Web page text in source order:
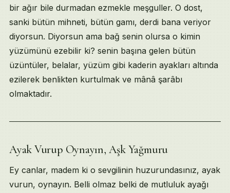
bir ağır bile durmadan ezmekle meşguller. O dost,
sanki bütün mihneti, bütün gamı, derdi bana veriyor
diyorsun. Diyorsun ama bağ senin olursa o kimin
yüzümünü ezebilir ki? senin başına gelen bütün
üzüntüler, belalar, yüzüm gibi kaderin ayakları altında
ezilerek benlikten kurtulmak ve mânâ şarâbı
olmaktadır.
Ayak Vurup Oynayın, Aşk Yağmuru
Ey canlar, madem ki o sevgilinin huzurundasınız, ayak
vurun, oynayın. Belli olmaz belki de mutluluk ayağı